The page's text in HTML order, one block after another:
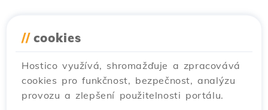
// cookies
Hostico využívá, shromažďuje a zpracovává
cookies pro funkčnost, bezpečnost, analýzu
provozu a zlepšení použitelnosti portálu.